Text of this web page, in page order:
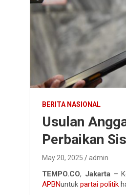
BERITA NASIONAL
Usulan
Perbaikan
May 20, 2025 admin
TEMPO.CO, Jakarta–
APBNuntukpartai politik